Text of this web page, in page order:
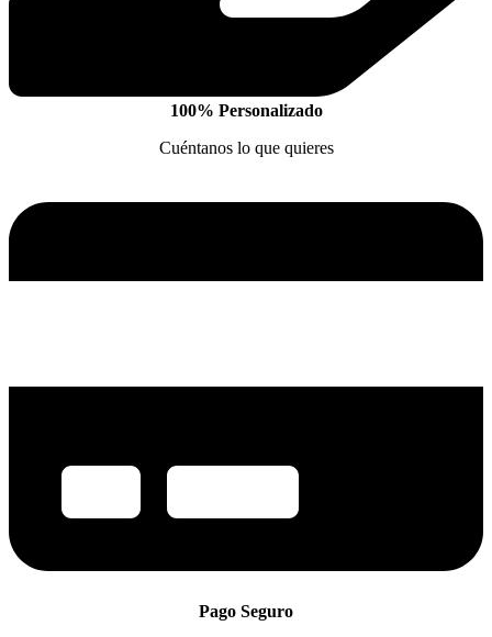
100% Personalizado
Cuéntanos lo que quieres
Pago Seguro